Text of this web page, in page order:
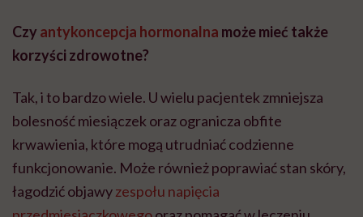
Czy antykoncepcja hormonalna może mieć także
korzyści zdrowotne?
Tak, i to bardzo wiele. U wielu pacjentek zmniejsza
bolesność miesiączek oraz ogranicza obfite
krwawienia, które mogą utrudniać codzienne
funkcjonowanie. Może również poprawiać stan skóry,
łagodzić objawyzespołu napięcia